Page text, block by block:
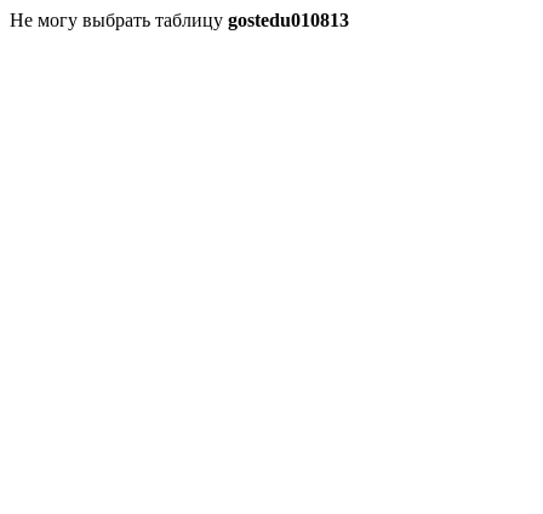
Не могу выбрать таблицу gostedu010813